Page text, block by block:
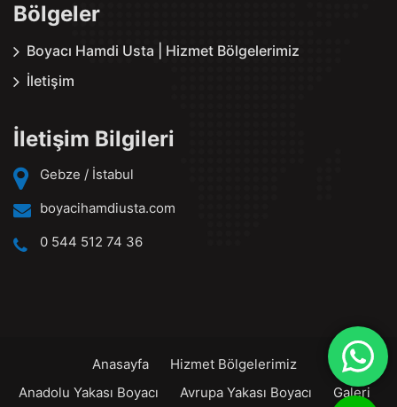
Bölgeler
Boyacı Hamdi Usta | Hizmet Bölgelerimiz
İletişim
İletişim Bilgileri
Gebze / İstabul
boyacihamdiusta.com
0 544 512 74 36
Anasayfa
Hizmet Bölgelerimiz
Anadolu Yakası Boyacı
Avrupa Yakası Boyacı Galeri